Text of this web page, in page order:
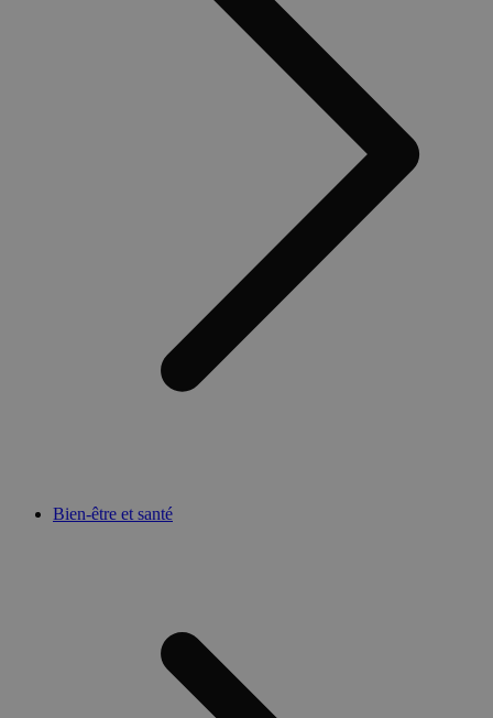
Bien-être et santé